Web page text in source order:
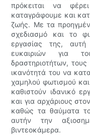
πρόκειται να
καταγράφουμε και
ζωής. Με τα
σχεδιασμό και το
εργασίας της,
ευκαιριών για
δραστηριοτήτων,
ικανότητά του να
χαμηλού φωτισμού
καθιστούν ιδανικό
και για αρχάριους
καθώς τα θαύματα
αυτήν την
βιντεοκάμερα.